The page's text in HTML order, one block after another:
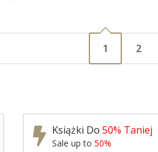
1 2
Książki Do 50% Taniej
Sale up to 50%